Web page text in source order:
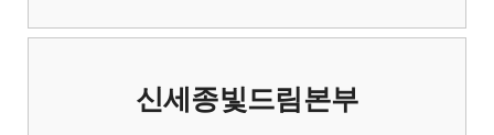
신세종빛드림본부